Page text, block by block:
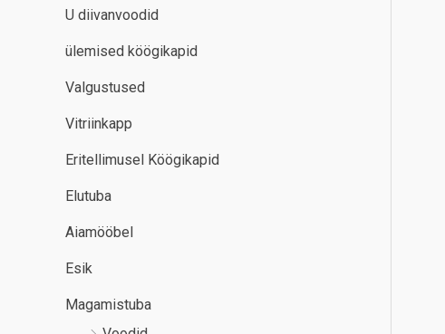
U diivanvoodid
ülemised köögikapid
Valgustused
Vitriinkapp
Eritellimusel Köögikapid
Elutuba
Aiamööbel
Esik
Magamistuba